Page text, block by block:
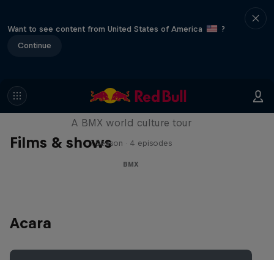
Want to see content from United States of America
?
Continue
Films & shows
Riding Shotgun
A BMX world culture tour
1 Season · 4 episodes
BMX
Acara